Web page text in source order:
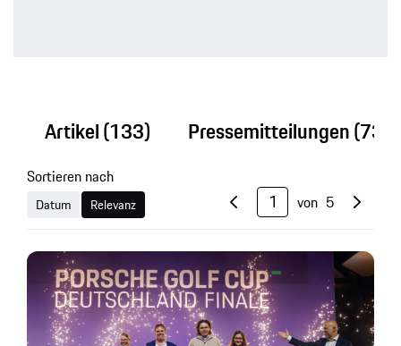
Artikel(133) Pressemitteilungen(73)
Sortieren nach
Datum Relevanz von 5